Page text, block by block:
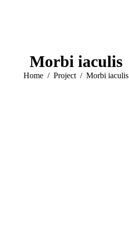
Morbi iaculis
You are here:
Home Project Morbi iaculis